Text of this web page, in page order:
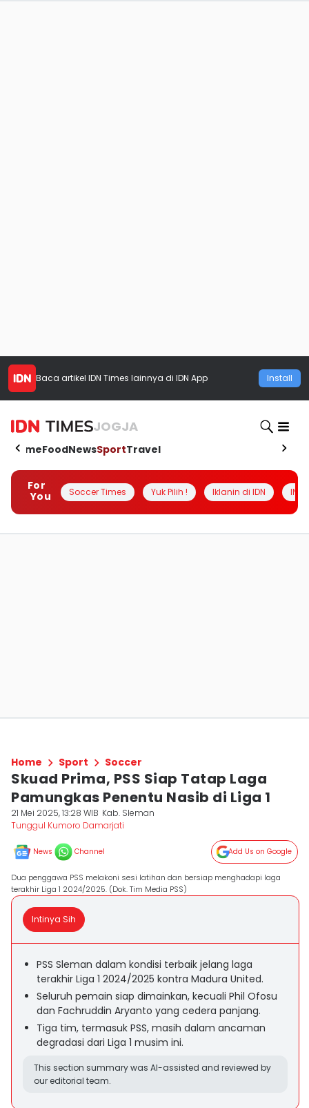
Baca artikel IDN Times lainnya di IDN App Install
JOGJA
HomeFoodNewsSportTravel
For
You
Soccer Times Yuk Pilih ! Iklanin di IDN
Home Sport Soccer
Skuad Prima, PSS Siap Tatap Laga
Pamungkas Penentu Nasib di Liga 1
21 Mei 2025, 13:28 WIB Kab. Sleman
Tunggul Kumoro Damarjati
News Channel Add Us on Google
Dua penggawa PSS melakoni sesi latihan dan bersiap menghadapi laga
terakhir Liga 1 2024/2025. (Dok. Tim Media PSS)
Intinya Sih
PSS Sleman dalam kondisi terbaik jelang laga
terakhir Liga 1 2024/2025 kontra Madura United.
Seluruh pemain siap dimainkan, kecuali Phil Ofosu
dan Fachruddin Aryanto yang cedera panjang.
Tiga tim, termasuk PSS, masih dalam ancaman
degradasi dari Liga 1 musim ini.
This section summary was AI-assisted and reviewed by
our editorial team.